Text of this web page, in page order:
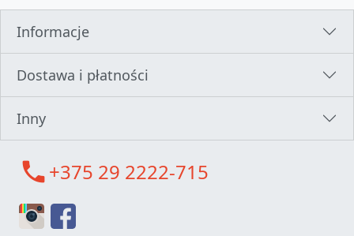
Informacje
Dostawa i płatności
Inny
call+375 29 2222-715